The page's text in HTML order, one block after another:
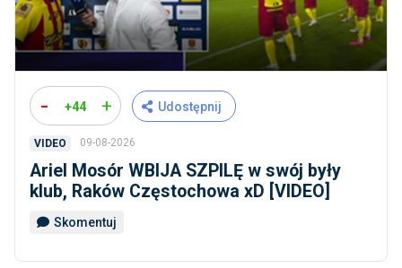
- +44 + Udostępnij
VIDEO 09-08-2026
Ariel Mosór WBIJA SZPILĘ w swój były
klub, Raków Częstochowa xD [VIDEO]
Skomentuj